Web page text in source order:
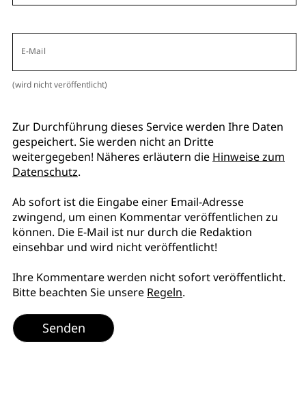
E-Mail
(wird nicht veröffentlicht)
Zur Durchführung dieses Service werden Ihre Daten
gespeichert. Sie werden nicht an Dritte
weitergegeben! Näheres erläutern die Hinweise zum
Datenschutz.
Ab sofort ist die Eingabe einer Email-Adresse
zwingend, um einen Kommentar veröffentlichen zu
können. Die E-Mail ist nur durch die Redaktion
einsehbar und wird nicht veröffentlicht!
Ihre Kommentare werden nicht sofort veröffentlicht.
Bitte beachten Sie unsere Regeln.
Senden